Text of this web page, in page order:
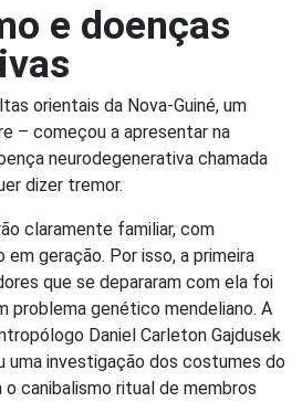
e doenças
orientais da Nova-Guiné, um
– começou a apresentar na
neurodegenerativa chamada
dizer tremor.
claramente familiar, com
geração. Por isso, a primeira
que se depararam com ela foi
problema genético mendeliano. A
Daniel Carleton Gajdusek
uma investigação dos costumes do
o canibalismo ritual de membros